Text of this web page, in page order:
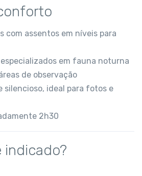
com assentos em níveis para
em fauna noturna
de observação
silencioso, ideal para fotos e
2h30
indicado?